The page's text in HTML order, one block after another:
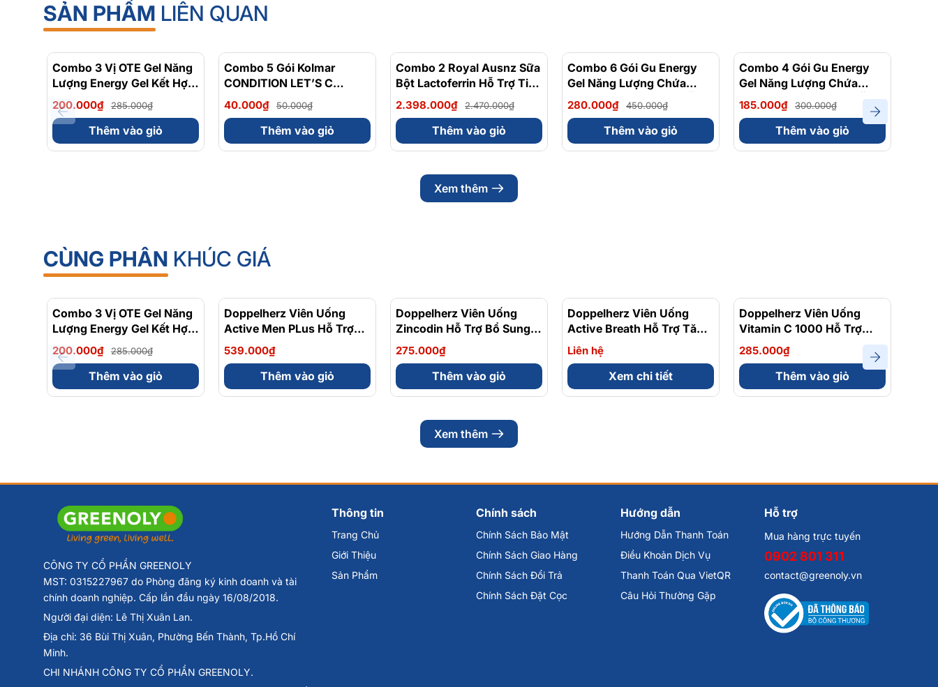
SẢN PHẨM LIÊN QUAN
- 30%
Combo 3 Vị OTE Gel Năng
Lượng Energy Gel Kết Hợp
Carbohydrate Điện Giải
56gram 82kcal
200.000₫ 285.000₫
Thêm vào giỏ
Combo 5 Gói Kolmar
CONDITION LET’S C
FAMILY
40.000₫ 50.000₫
Thêm vào giỏ
- 3%
Combo 2 Royal Ausnz Sữa
Bột Lactoferrin Hỗ Trợ Tiêu
Hóa, Tăng Cường Miễn
Dịch
Bifidobacteriumanimalis
(Bb-12) 50 Gói x 2g
2.398.000₫ 2.470.000₫
Thêm vào giỏ
- 38%
Combo 6 Gói Gu Energy
Gel Năng Lượng Chứa
Caffein Vị Trái Cây Dễ Ăn
Gói 32 Gam
280.000₫ 450.000₫
Thêm vào giỏ
- 38%
Combo 4 Gói Gu Energy
Gel Năng Lượng Chứa
Caffein Vị Trái Cây Dễ Ăn
Gói 32 Gam
185.000₫ 300.000₫
Thêm vào giỏ
Xem thêm
CÙNG PHÂN KHÚC GIÁ
- 30%
Combo 3 Vị OTE Gel Năng
Lượng Energy Gel Kết Hợp
Carbohydrate Điện Giải
56gram 82kcal
200.000₫ 285.000₫
Thêm vào giỏ
Doppelherz Viên Uống
Active Men PLus Hỗ Trợ
Tăng Cường Sức Khỏe
Sinh Lý Nam Hộp 30 Viên
539.000₫
Thêm vào giỏ
Doppelherz Viên Uống
Zincodin Hỗ Trợ Bổ Sung
Kẽm, Tăng Cường Sức Đề
Kháng Hộp 30 Viên
275.000₫
Thêm vào giỏ
Doppelherz Viên Uống
Active Breath Hỗ Trợ Tăng
Cường Chức Năng Phổi
Hộp 30 Viên
Liên hệ
Xem chi tiết
Doppelherz Viên Uống
Vitamin C 1000 Hỗ Trợ
Tăng Cường Sức Đề Kháng
Hộp 30 Viên
285.000₫
Thêm vào giỏ
Xem thêm
CÔNG TY CỔ PHẦN GREENOLY
MST: 0315227967 do Phòng đăng ký kinh doanh và tài
chính doanh nghiệp. Cấp lần đầu ngày 16/08/2018.
Người đại diện: Lê Thị Xuân Lan.
Địa chỉ: 36 Bùi Thị Xuân, Phường Bến Thành, Tp.Hồ Chí
Minh.
CHI NHÁNH CÔNG TY CỔ PHẦN GREENOLY.
Thông tin
Trang Chủ
Giới Thiệu
Sản Phẩm
Chính sách
Chính Sách Bảo Mật
Chính Sách Giao Hàng
Chính Sách Đổi Trả
Chính Sách Đặt Cọc
Hướng dẫn
Hướng Dẫn Thanh Toán
Điều Khoản Dịch Vụ
Thanh Toán Qua VietQR
Câu Hỏi Thường Gặp
Hỗ trợ
Mua hàng trực tuyến
0902 801 311
contact@greenoly.vn